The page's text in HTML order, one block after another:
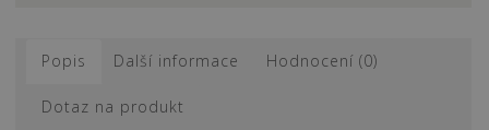
potiskem
Božkov
Popis Další informace Hodnocení (0)
Dotaz na produkt